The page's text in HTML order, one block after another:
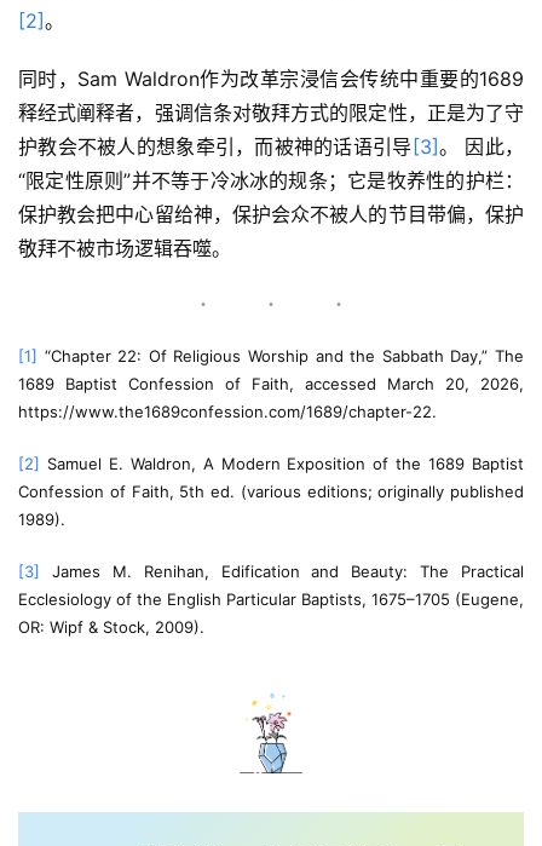
[2]。
同时，Sam Waldron作为改革宗浸信会传统中重要的1689
释经式阐释者，强调信条对敬拜方式的限定性，正是为了守
护教会不被人的想象牵引，而被神的话语引导[3]。 因此，
“限定性原则”并不等于冷冰冰的规条；它是牧养性的护栏：
保护教会把中心留给神，保护会众不被人的节目带偏，保护
敬拜不被市场逻辑吞噬。
[1] “Chapter 22: Of Religious Worship and the Sabbath Day,” The
1689 Baptist Confession of Faith, accessed March 20, 2026,
https://www.the1689confession.com/1689/chapter-22.
[2] Samuel E. Waldron, A Modern Exposition of the 1689 Baptist
Confession of Faith, 5th ed. (various editions; originally published
1989).
[3] James M. Renihan, Edification and Beauty: The Practical
Ecclesiology of the English Particular Baptists, 1675–1705 (Eugene,
OR: Wipf & Stock, 2009).